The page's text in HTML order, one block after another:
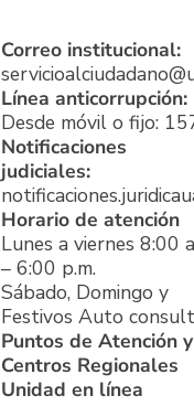
Correo institucional:
Línea anticorrupción:
Desde móvil o fijo:
Notificaciones
judiciales:
Horario de atención
Lunes a viernes 8:00
– 6:00 p.m.
Sábado, Domingo y
Festivos Auto
Puntos de Atención y
Centros Regionales
Unidad en línea